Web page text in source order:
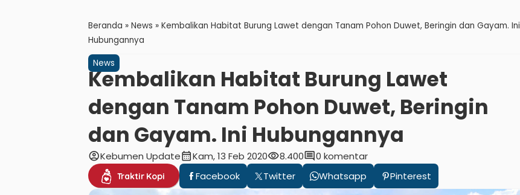
Beranda » News » Kembalikan Habitat Burung Lawet dengan Tanam Pohon Duwet, Beringin dan Gayam. Ini
Hubungannya
News
Kembalikan Habitat Burung Lawet
dengan Tanam Pohon Duwet, Beringin
dan Gayam. Ini Hubungannya
account_circleKebumen Updatecalendar_monthKam, 13 Feb 2020visibility8.400comment0 komentar
Traktir Kopi Facebook Twitter Whatsapp Pinterest